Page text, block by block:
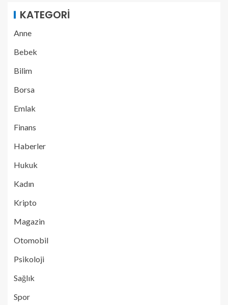
KATEGORI
Anne
Bebek
Bilim
Borsa
Emlak
Finans
Haberler
Hukuk
Kadın
Kripto
Magazin
Otomobil
Psikoloji
Sağlık
Spor